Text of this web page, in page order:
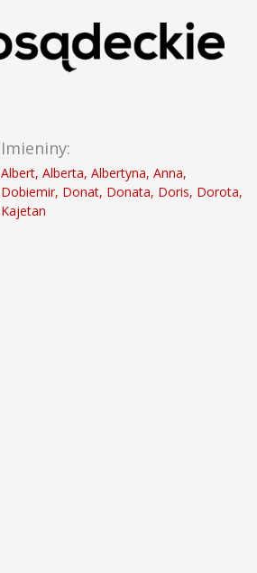
Imieniny:
Albert, Alberta, Albertyna, Anna,
Dobiemir, Donat, Donata, Doris, Dorota,
Kajetan